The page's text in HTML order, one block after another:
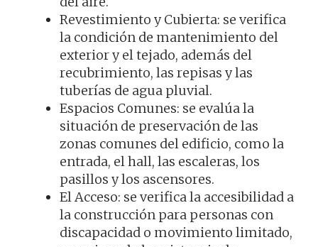
Revestimiento y Cubierta: se verifica
la condición de mantenimiento del
exterior y el tejado, además del
recubrimiento, las repisas y las
tuberías de agua pluvial.
Espacios Comunes: se evalúa la
situación de preservación de las
zonas comunes del edificio, como la
entrada, el hall, las escaleras, los
pasillos y los ascensores.
El Acceso: se verifica la accesibilidad a
la construcción para personas con
discapacidad o movimiento limitado,